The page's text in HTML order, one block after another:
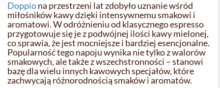
Doppiona przestrzeni lat zdobyło uznanie wśród
miłośników kawy dzięki intensywnemu smakowi i
aromatowi. W odróżnieniu od klasycznego espresso
przygotowuje się je z podwójnej ilości kawy mielonej,
co sprawia, że jest mocniejsze i bardziej esencjonalne.
Popularność tego napoju wynika nie tylko z walorów
smakowych, ale także z wszechstronności – stanowi
bazę dla wielu innych kawowych specjałów, które
zachwycają różnorodnością smaków i aromatów.